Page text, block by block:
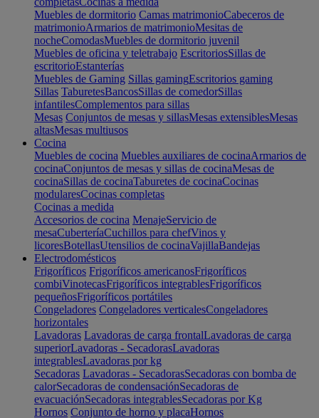
Muebles de dormitorio Camas matrimonioCabeceros de
matrimonioArmarios de matrimonioMesitas de
nocheComodasMuebles de dormitorio juvenil
Muebles de oficina y teletrabajo EscritoriosSillas de
escritorioEstanterías
Muebles de Gaming Sillas gamingEscritorios gaming
Sillas TaburetesBancosSillas de comedorSillas
infantilesComplementos para sillas
Mesas Conjuntos de mesas y sillasMesas extensiblesMesas
altasMesas multiusos
Cocina
Muebles de cocina Muebles auxiliares de cocinaArmarios de
cocinaConjuntos de mesas y sillas de cocinaMesas de
cocinaSillas de cocinaTaburetes de cocinaCocinas
modularesCocinas completas
Cocinas a medida
Accesorios de cocina MenajeServicio de
mesaCuberteríaCuchillos para chefVinos y
licoresBotellasUtensilios de cocinaVajillaBandejas
Electrodomésticos
Frigoríficos Frigoríficos americanosFrigoríficos
combiVinotecasFrigoríficos integrablesFrigoríficos
pequeñosFrigoríficos portátiles
Congeladores Congeladores verticalesCongeladores
horizontales
Lavadoras Lavadoras de carga frontalLavadoras de carga
superiorLavadoras - SecadorasLavadoras
integrablesLavadoras por kg
Secadoras Lavadoras - SecadorasSecadoras con bomba de
calorSecadoras de condensaciónSecadoras de
evacuaciónSecadoras integrablesSecadoras por Kg
Hornos Conjunto de horno y placaHornos